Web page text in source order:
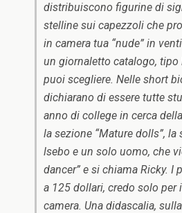
distribuiscono figurine di
stelline sui capezzoli che
in camera tua “nude” in
un giornaletto catalogo, tipo
puoi scegliere. Nelle short
dichiarano di essere tutte
anno di college in cerca
la sezione “Mature dolls”, la
lsebo e un solo uomo, che
dancer” e si chiama Ricky. I
a 125 dollari, credo solo per
camera. Una didascalia,